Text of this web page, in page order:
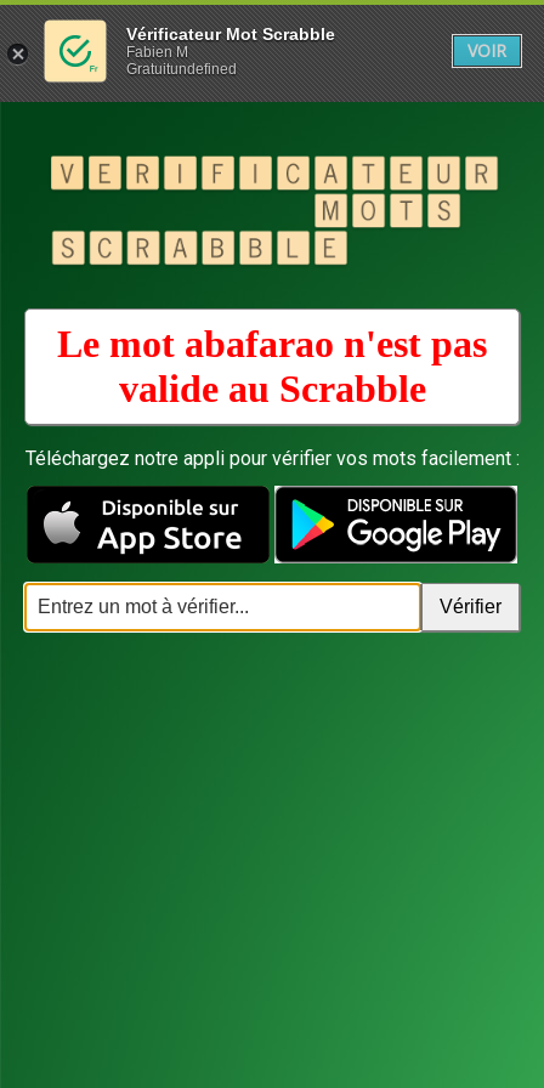
Le mot abafarao n'est pas
valide au Scrabble
Téléchargez notre appli pour vérifier vos mots facilement :
Vérificateur Mot Scrabble
Fabien M
Gratuitundefined
VOIR